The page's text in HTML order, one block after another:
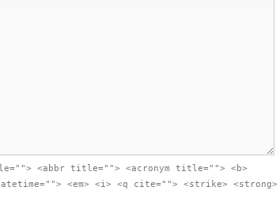
<abbr title=""> <acronym title=""> <b>
<em> <i> <q cite=""> <strike> <strong>